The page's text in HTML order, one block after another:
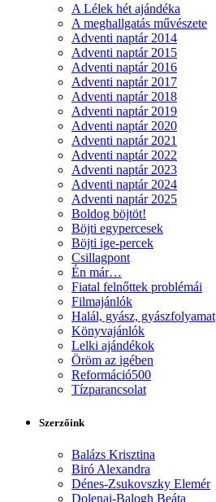
A Lélek hét ajándéka
A meghallgatás művészete
Adventi naptár 2014
Adventi naptár 2015
Adventi naptár 2016
Adventi naptár 2017
Adventi naptár 2018
Adventi naptár 2019
Adventi naptár 2020
Adventi naptár 2021
Adventi naptár 2022
Adventi naptár 2023
Adventi naptár 2024
Adventi naptár 2025
Boldog böjtöt!
Böjti egypercesek
Böjti ige-percek
Csillagpont
Én már…
Fiatal felnőttek problémái
Filmajánlók
Halál, gyász, gyászfolyamat
Könyvajánlók
Lelki ajándékok
Öröm az igében
Reformáció500
Tízparancsolat
Szerzőink
Balázs Krisztina
Biró Alexandra
Dénes-Zsukovszky Elemér
Dolenai-Balogh Beáta